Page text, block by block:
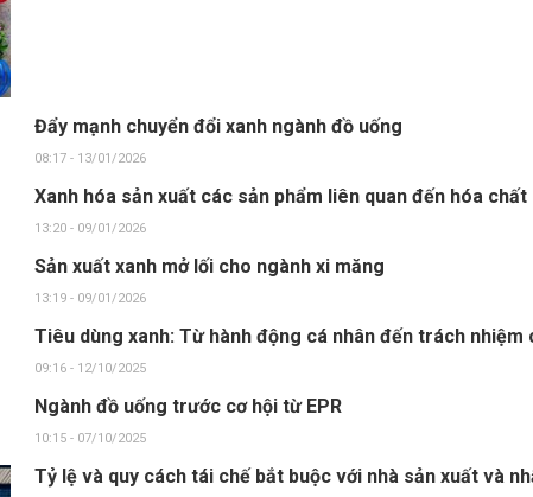
Đẩy mạnh chuyển đổi xanh ngành đồ uống
08:17 - 13/01/2026
Xanh hóa sản xuất các sản phẩm liên quan đến hóa chất
13:20 - 09/01/2026
Sản xuất xanh mở lối cho ngành xi măng
13:19 - 09/01/2026
Tiêu dùng xanh: Từ hành động cá nhân đến trách nhiệm
09:16 - 12/10/2025
Ngành đồ uống trước cơ hội từ EPR
10:15 - 07/10/2025
Tỷ lệ và quy cách tái chế bắt buộc với nhà sản xuất và